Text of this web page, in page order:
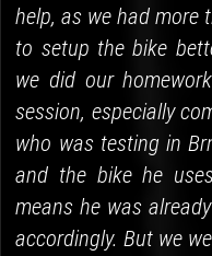
help, as we had more
to setup the bike
we did our
session, especially
who was testing in
and the bike he
means he was
accordingly. But we